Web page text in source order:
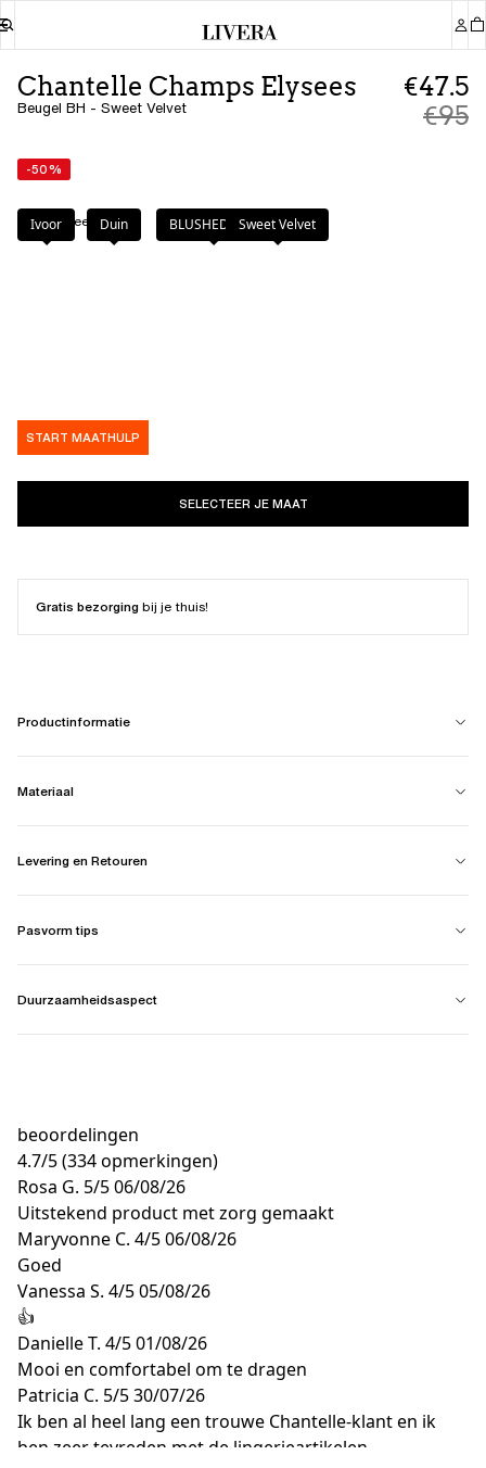
Chantelle Champs Elysees
Beugel BH - Sweet Velvet
€47.5
€95
-50%
Kleur:Sweet Velvet
Ivoor Duin BLUSHED ASHSweet Velvet
START MAATHULP
SELECTEER JE MAAT
Gratis bezorgingbij je thuis!
Productinformatie
Materiaal
Levering en Retouren
Pasvorm tips
Duurzaamheidsaspect
beoordelingen
4.7/5(334 opmerkingen)
Rosa G. 5/506/08/26
Uitstekend product met zorg gemaakt
Maryvonne C. 4/506/08/26
Goed
Vanessa S. 4/505/08/26
👍
Danielle T. 4/501/08/26
Mooi en comfortabel om te dragen
Patricia C. 5/530/07/26
Ik ben al heel lang een trouwe Chantelle-klant en ik
ben zeer tevreden met de lingerieartikelen